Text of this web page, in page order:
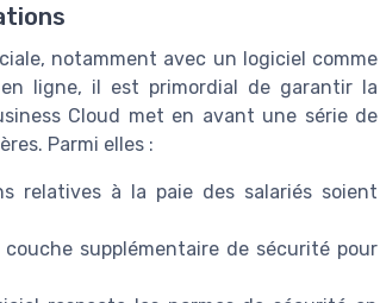
notamment avec un logiciel comme
en ligne, il est primordial de garantir la
Cloud met en avant une série de
Parmi elles :
relatives à la paie des salariés soient
supplémentaire de sécurité pour